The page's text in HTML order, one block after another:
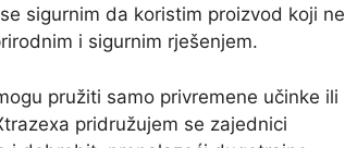
sigurnim da koristim proizvod koji ne
i sigurnim rješenjem.
pružiti samo privremene učinke ili
pridružujem se zajednici